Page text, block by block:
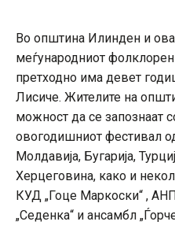
Во општина Илинден и
меѓународниот фолклорен
претходно има девет
Лисиче. Жителите на
можност да се запознаат
овогодишниот фестивал
Молдавија, Бугарија,
Херцеговина, како и
КУД „Гоце Маркоски“ ,
„Седенка“ и ансамбл